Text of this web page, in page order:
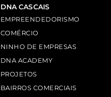
DNA CASCAIS
EMPREENDEDORISMO
COMÉRCIO
NINHO DE EMPRESAS
DNA ACADEMY
PROJETOS
BAIRROS COMERCIAIS